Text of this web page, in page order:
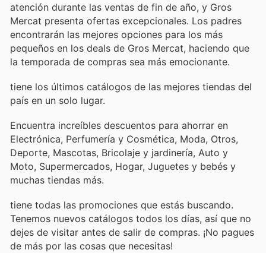
atención durante las ventas de fin de año, y Gros
Mercat presenta ofertas excepcionales. Los padres
encontrarán las mejores opciones para los más
pequeños en los deals de Gros Mercat, haciendo que
la temporada de compras sea más emocionante.
tiene los últimos catálogos de las mejores tiendas del
país en un solo lugar.
Encuentra increíbles descuentos para ahorrar en
Electrónica, Perfumería y Cosmética, Moda, Otros,
Deporte, Mascotas, Bricolaje y jardinería, Auto y
Moto, Supermercados, Hogar, Juguetes y bebés y
muchas tiendas más.
tiene todas las promociones que estás buscando.
Tenemos nuevos catálogos todos los días, así que no
dejes de visitar antes de salir de compras. ¡No pagues
de más por las cosas que necesitas!